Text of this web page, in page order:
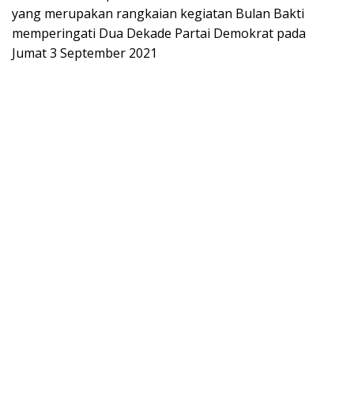
yang merupakan rangkaian kegiatan Bulan Bakti
memperingati Dua Dekade Partai Demokrat pada
Jumat 3 September 2021